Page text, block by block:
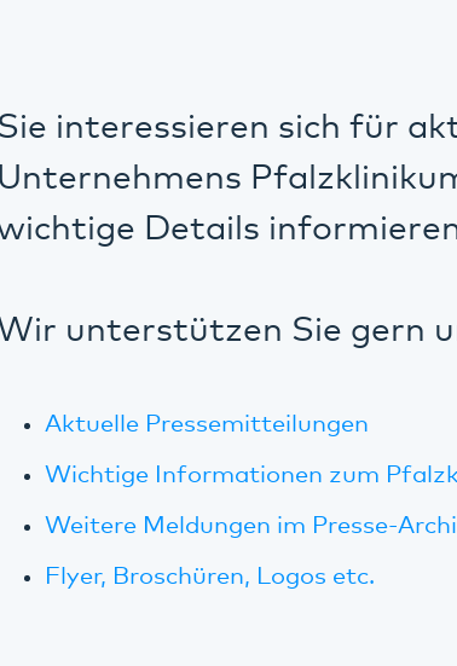
Sie interessieren sich für
Unternehmens
Details
unterstützen Sie gern
Aktuelle Pressemitteilungen
Wichtige Informationen zum
Weitere Meldungen im Presse-
Flyer, Broschüren, Logos etc.